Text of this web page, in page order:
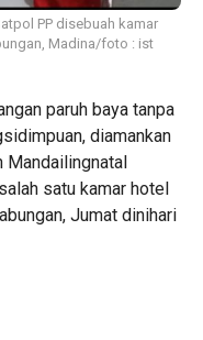
PP disebuah kamar
Madina/foto : ist
paruh baya tanpa
diamankan
Mandailingnatal
satu kamar hotel
Jumat dinihari